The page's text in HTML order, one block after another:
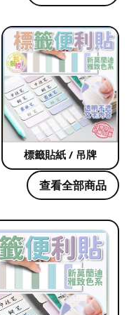
標籤貼紙 / 吊牌
查看全部商品